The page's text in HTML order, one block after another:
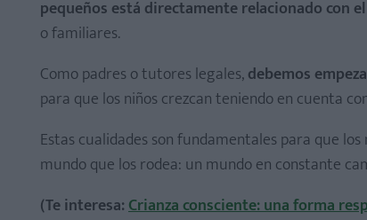
pequeños está directamente relacionado con
o familiares.
Como padres o tutores legales,debemos
para que los niños crezcan teniendo en cuenta
Estas cualidades son fundamentales para que
mundo que los rodea: un mundo en constante
(Te interesa:Crianza consciente: una forma